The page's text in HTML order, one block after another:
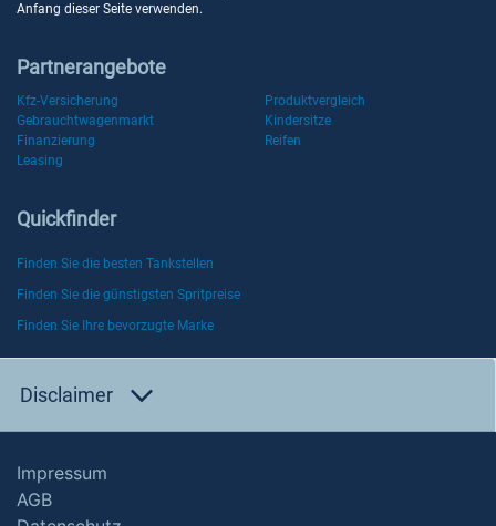
Anfang dieser Seite verwenden.
Partnerangebote
Kfz-Versicherung
Produktvergleich
Gebrauchtwagenmarkt
Kindersitze
Finanzierung
Reifen
Leasing
Quickfinder
Finden Sie die besten Tankstellen
Finden Sie die günstigsten Spritpreise
Finden Sie Ihre bevorzugte Marke
Disclaimer
Impressum
AGB